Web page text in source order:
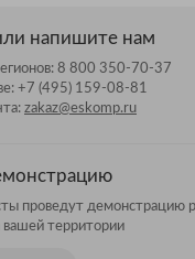
напишите нам
8 800 350-70-37
+7 (495) 159-08-81
zakaz@eskomp.ru
проведут демонстрацию
вашей территории